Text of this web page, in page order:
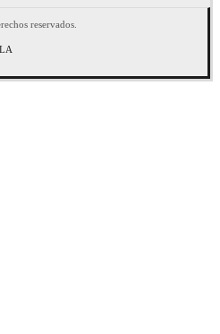
reservados.